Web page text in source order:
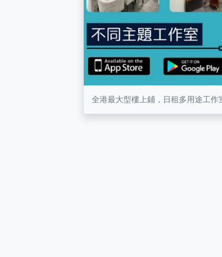
全港最大型樓上鋪，日租多用途工作